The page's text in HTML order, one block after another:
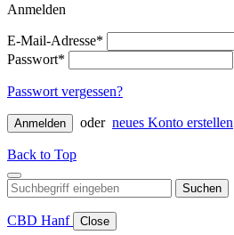
Anmelden
E-Mail-Adresse*
Passwort*
Passwort vergessen?
Anmelden oder neues Konto erstellen
Back to Top
Suchen
CBD Hanf Close